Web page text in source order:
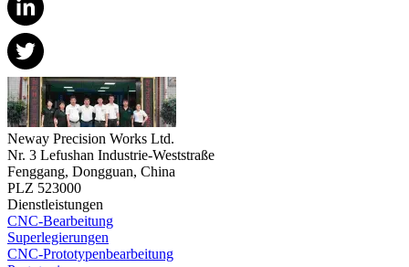
Neway Precision Works Ltd.
Nr. 3 Lefushan Industrie-Weststraße
Fenggang, Dongguan, China
PLZ 523000
Dienstleistungen
CNC-Bearbeitung
Superlegierungen
CNC-Prototypenbearbeitung